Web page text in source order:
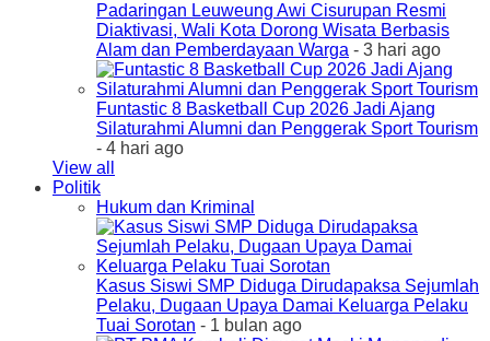
Padaringan Leuweung Awi Cisurupan Resmi
Diaktivasi, Wali Kota Dorong Wisata Berbasis
Alam dan Pemberdayaan Warga - 3 hari ago
Funtastic 8 Basketball Cup 2026 Jadi Ajang
Silaturahmi Alumni dan Penggerak Sport Tourism
- 4 hari ago
View all
Politik
Hukum dan Kriminal
Kasus Siswi SMP Diduga Dirudapaksa Sejumlah
Pelaku, Dugaan Upaya Damai Keluarga Pelaku
Tuai Sorotan - 1 bulan ago